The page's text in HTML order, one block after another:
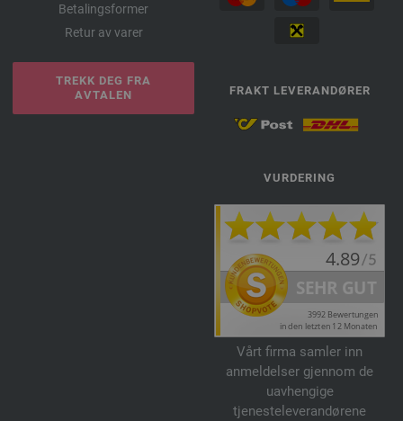
Betalingsformer
Retur av varer
TREKK DEG FRA
AVTALEN
FRAKT LEVERANDØRER
VURDERING
Vårt firma samler inn
anmeldelser gjennom de
uavhengige
tjenesteleverandørene